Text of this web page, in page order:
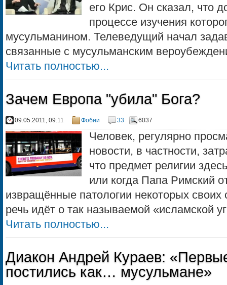
его Крис. Он сказал, что
процессе изучения
мусульманином. Телеведущий начал
связанные с мусульманским
Читать полностью...
Зачем Европа "убила" Бога?
09.05.2011, 09:11 Фобии 33 6037
Человек, регулярно
новости, в частности,
что предмет религии
или когда Папа Римский
извращённые патологии некоторых своих
речь идёт о так называемой «исламской
Читать полностью...
Диакон Андрей Кураев:
постились как… мусульмане»